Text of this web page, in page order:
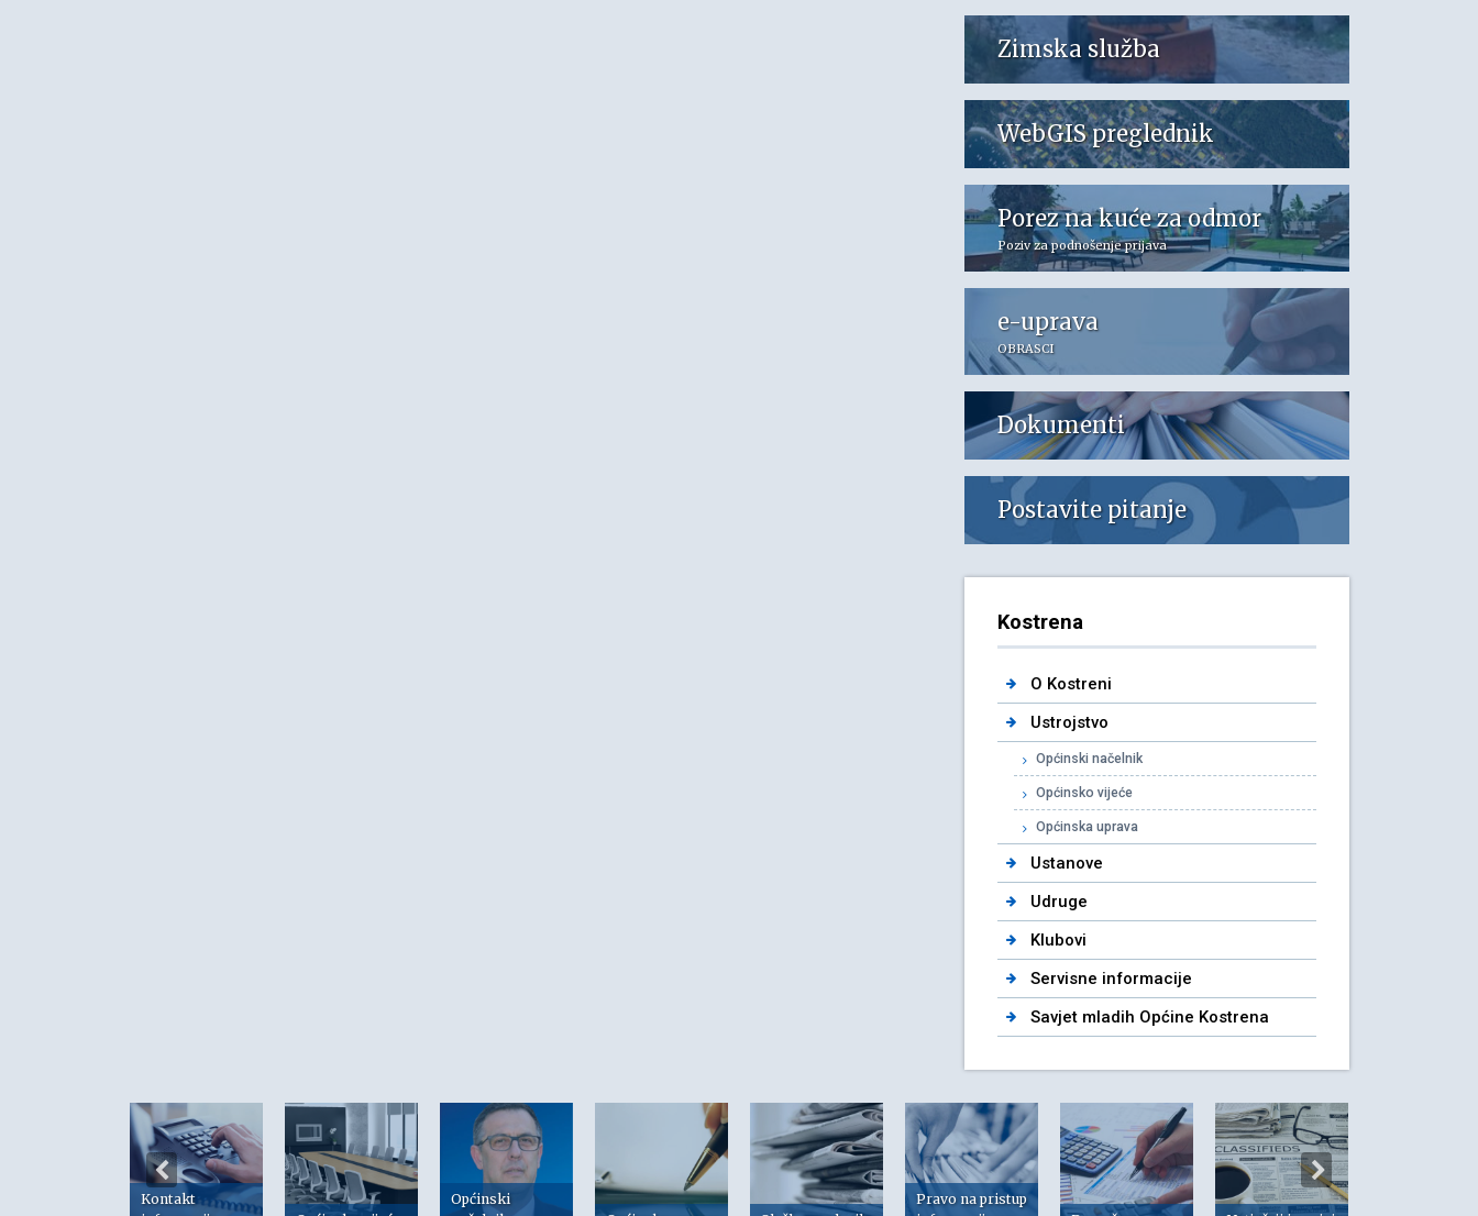
Zimska služba
WebGIS preglednik
Porez na kuće za odmor
Poziv za podnošenje prijava
e-uprava
OBRASCI
Dokumenti
Postavite pitanje
Kostrena
O Kostreni
Ustrojstvo
Općinski načelnik
Općinsko vijeće
Općinska uprava
Ustanove
Udruge
Klubovi
Servisne informacije
Savjet mladih Općine Kostrena
Kontakt
Općinski
Pravo na pristup